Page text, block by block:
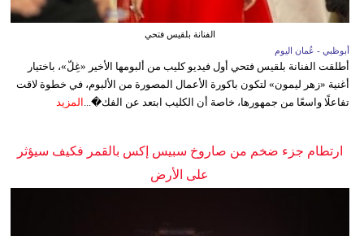
الفنانة بلقيس فتحي
أبوظبي - عُمان اليوم
أطلقت الفنانة بلقيس فتحي أول فيديو كليب من ألبومها الأخير «غِلّ»، باختيار
أغنية «زهر ليمون» لتكون باكورة الأعمال المصورة من الألبوم، في خطوة لاقت
تفاعلًا واسعًا من جمهورها، خاصة أن الكليب ابتعد عن الفك�...
المزيد
ارتطام جزء ضخم من صاروخ سبيس إكس بالقمر فكيف سيؤثر
على الأرض